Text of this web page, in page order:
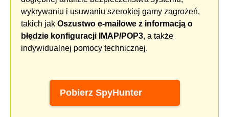
wykrywaniu i usuwaniu szerokiej gamy zagrożeń,
takich jak Oszustwo e-mailowe z informacją o
błędzie konfiguracji IMAP/POP3, a także
indywidualnej pomocy technicznej.
Pobierz SpyHunter